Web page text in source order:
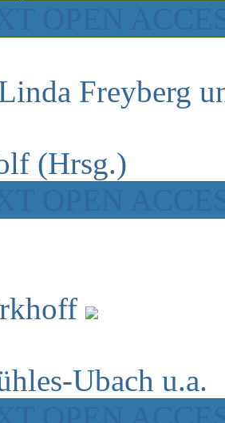
Freyberg
(Hrsg.)
Ubach u.a.